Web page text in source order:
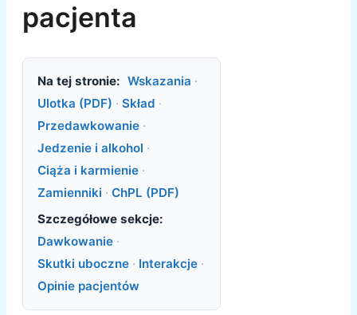
pacjenta
Na tej stronie: Wskazania ·
Ulotka (PDF) · Skład ·
Przedawkowanie ·
Jedzenie i alkohol ·
Ciąża i karmienie ·
Zamienniki · ChPL (PDF)
Szczegółowe sekcje:
Dawkowanie ·
Skutki uboczne · Interakcje ·
Opinie pacjentów